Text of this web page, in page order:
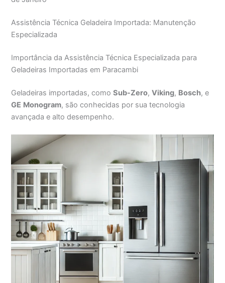
Assistência Técnica Geladeira Importada: Manutenção
Especializada
Importância da Assistência Técnica Especializada para
Geladeiras Importadas em Paracambi
Geladeiras importadas, comoSub-Zero,Viking, Bosch, e
GE Monogram, são conhecidas por sua tecnologia
avançada e alto desempenho.